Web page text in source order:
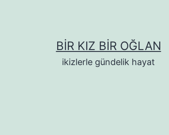
BIR KIZ BIR OĞLAN
ikizlerle gündelik hayat